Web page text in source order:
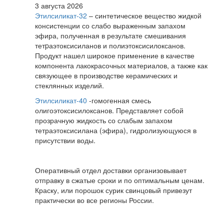
3 августа 2026
Этилсиликат-32 – синтетическое вещество жидкой
консистенции со слабо выраженным запахом
эфира, полученная в результате смешивания
тетpаэтоксисиланов и полиэтоксисилоксанов.
Продукт нашел широкое применение в качестве
компонента лакокрасочных материалов, а также как
связующее в производстве керамических и
стеклянных изделий.
Этилсиликат-40 -гомогенная смесь
олигоэтоксисилоксанов. Представляет собой
прозрачную жидкость со слабым запахом
тетраэтоксисилана (эфира), гидролизующуюся в
присутствии воды.
Оперативный отдел доставки организовывает
отправку в сжатые сроки и по оптимальным ценам.
Краску, или порошок сурик свинцовый привезут
практически во все регионы России.